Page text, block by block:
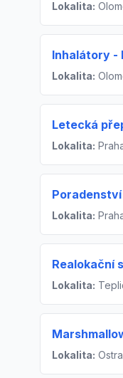
Lokalita:
Inhalátory -
Lokalita:
Letecká
Lokalita:
Lokalita:
Realokační
Lokalita:
Lokalita: